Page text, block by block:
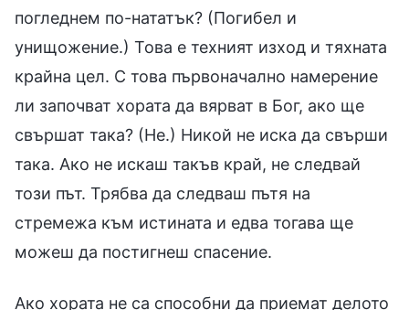
погледнем по-нататък? (Погибел и
унищожение.) Това е техният изход и тяхната
крайна цел. С това първоначално намерение
ли започват хората да вярват в Бог, ако ще
свършат така? (Не.) Никой не иска да свърши
така. Ако не искаш такъв край, не следвай
този път. Трябва да следваш пътя на
стремежа към истината и едва тогава ще
можеш да постигнеш спасение.
Ако хората не са способни да приемат делото